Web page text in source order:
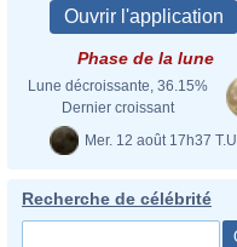
Phase de la lune
Lune décroissante, 36.15%
Dernier croissant
Mer. 12 août 17h37 T.U.
Recherche de célébrité